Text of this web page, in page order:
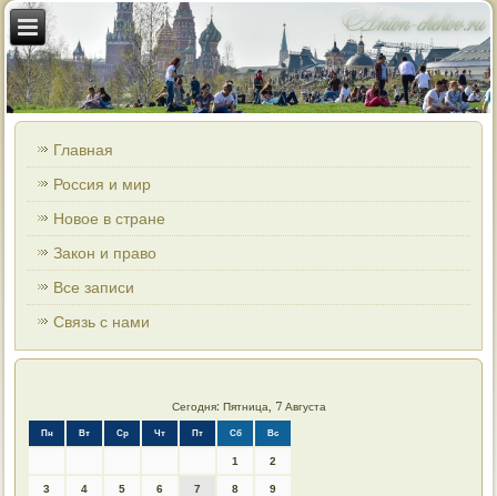
Главная
Россия и мир
Новое в стране
Закон и право
Все записи
Связь с нами
Сегодня: Пятница, 7 Августа
Пн Вт Ср Чт Пт Сб Вс
1 2
3 4 5 6 7 8 9